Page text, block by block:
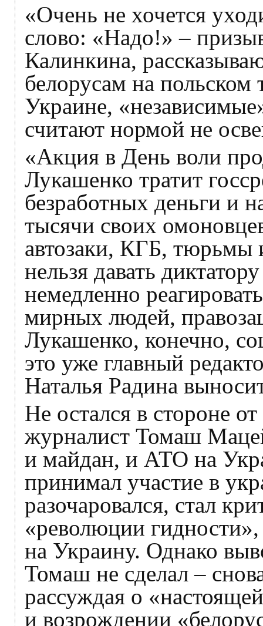
«Очень не хочется
слово: «Надо!» –
Калинкина,
белорусам на польском
Украине,
считают нормой не
«Акция в День воли
Лукашенко тратит
безработных деньги и
тысячи своих
автозаки, КГБ, тюрьмы
нельзя давать
немедленно
мирных людей,
Лукашенко, конечно,
это уже главный
Наталья Радина
Не остался в стороне
журналист Томаш
и майдан, и АТО на
принимал участие в
разочаровался, стал
«революции гидности»,
на Украину. Однако
Томаш не сделал –
рассуждая о
и возрождении